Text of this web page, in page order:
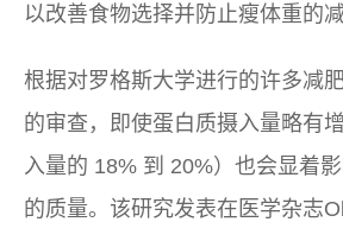
以改善食物选择并防止瘦体重的减
根据对罗格斯大学进行的许多减
的审查，即使蛋白质摄入量略有
入量的 18% 到 20%）也会显着
的质量。该研究发表在医学杂志